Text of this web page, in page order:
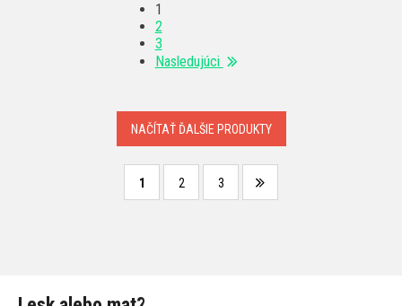
1
2
3
Nasledujúci
NAČÍTAŤ ĎALŠIE PRODUKTY
1 2 3